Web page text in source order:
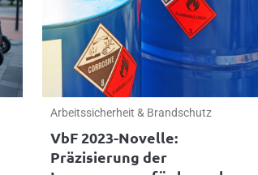
Arbeitssicherheit & Brandschutz
VbF 2023-Novelle:
Präzisierung der